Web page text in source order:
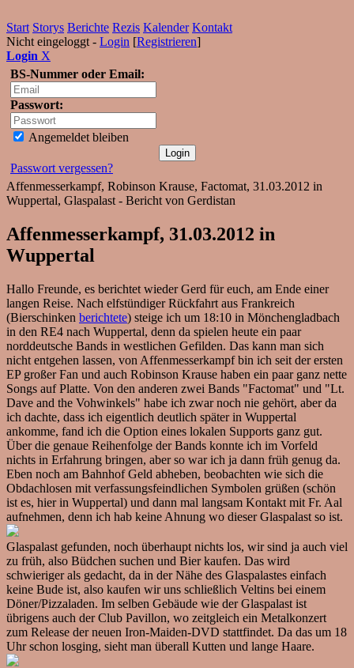
Start Storys Berichte Rezis Kalender Kontakt
Nicht eingeloggt - Login [Registrieren]
Login X
BS-Nummer oder Email:
Passwort:
Angemeldet bleiben
Passwort vergessen?
Affenmesserkampf, Robinson Krause, Factomat, 31.03.2012 in
Wuppertal, Glaspalast - Bericht von Gerdistan
Affenmesserkampf, 31.03.2012 in
Wuppertal
Hallo Freunde, es berichtet wieder Gerd für euch, am Ende einer
langen Reise. Nach elfstündiger Rückfahrt aus Frankreich
(Bierschinken berichtete) steige ich um 18:10 in Mönchengladbach
in den RE4 nach Wuppertal, denn da spielen heute ein paar
norddeutsche Bands in westlichen Gefilden. Das kann man sich
nicht entgehen lassen, von Affenmesserkampf bin ich seit der ersten
EP großer Fan und auch Robinson Krause haben ein paar ganz nette
Songs auf Platte. Von den anderen zwei Bands "Factomat" und "Lt.
Dave and the Vohwinkels" habe ich zwar noch nie gehört, aber da
ich dachte, dass ich eigentlich deutlich später in Wuppertal
ankomme, fand ich die Option eines lokalen Supports ganz gut.
Über die genaue Reihenfolge der Bands konnte ich im Vorfeld
nichts in Erfahrung bringen, aber so war ich ja dann früh genug da.
Eben noch am Bahnhof Geld abheben, beobachten wie sich die
Obdachlosen mit verfassungsfeindlichen Symbolen grüßen (schön
ist es, hier in Wuppertal) und dann mal langsam Kontakt mit Fr. Aal
aufnehmen, denn ich hab keine Ahnung wo dieser Glaspalast so ist.
Glaspalast gefunden, noch überhaupt nichts los, wir sind ja auch viel
zu früh, also Büdchen suchen und Bier kaufen. Das wird
schwieriger als gedacht, da in der Nähe des Glaspalastes einfach
keine Bude ist, also kaufen wir uns schließlich Veltins bei einem
Döner/Pizzaladen. Im selben Gebäude wie der Glaspalast ist
übrigens auch der Club Pavillon, wo zeitgleich ein Metalkonzert
zum Release der neuen Iron-Maiden-DVD stattfindet. Da das um 18
Uhr schon losging, sieht man überall Kutten und lange Haare.